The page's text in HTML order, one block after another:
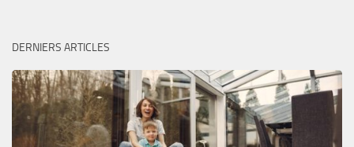
DERNIERS ARTICLES